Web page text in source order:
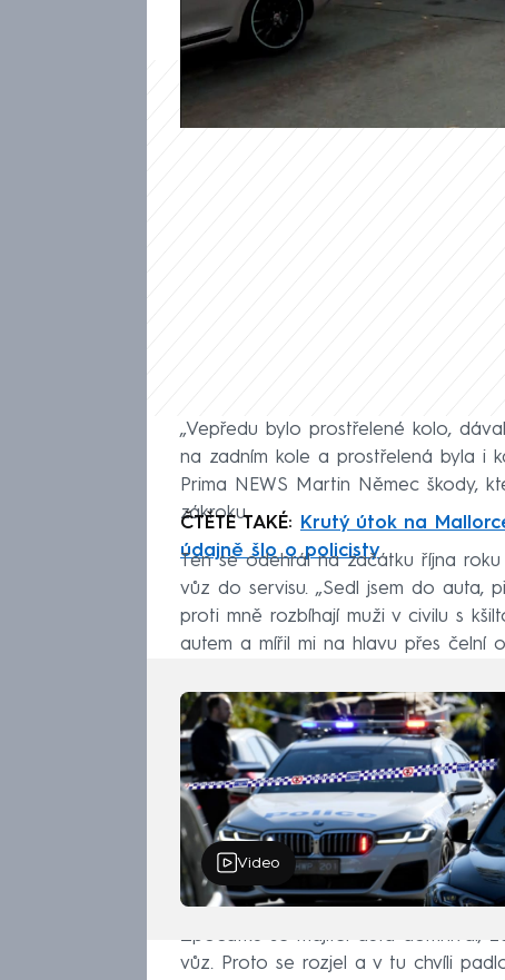
neomluvil, ani mu neuhradil
„Vepředu bylo prostřelené kolo,
na zadním kole a prostřelená byla i
Prima NEWS Martin Němec škody,
zákroku.
ČTĚTE TAKÉ: Krutý útok na
údajně šlo o policisty
Ten se odehrál na začátku října
vůz do servisu. „Sedl jsem do auta,
proti mně rozbíhají muži v civilu s
autem a mířil mi na hlavu přes čelní
Video
Zpočátku se majitel auta domníval,
vůz. Proto se rozjel a v tu chvíli